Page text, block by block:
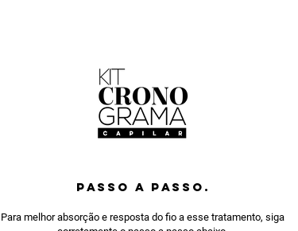
PASSO A PASSO.
Para melhor absorção e resposta do fio a esse tratamento, siga